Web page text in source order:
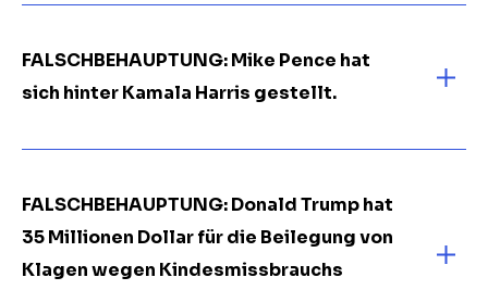
FALSCHBEHAUPTUNG: Mike Pence hat
sich hinter Kamala Harris gestellt.
FALSCHBEHAUPTUNG: Donald Trump hat
35 Millionen Dollar für die Beilegung von
Klagen wegen Kindesmissbrauchs